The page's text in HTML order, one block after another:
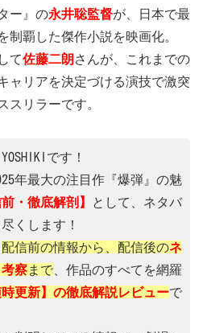
ー』の永井聡監督が、日本で最
制覇した傑作小説を映画化。
て佐藤二朗 さんが、これまでの
ャリアを決定づける演技で激突
スリラーです。
です！
年最大の注目作『爆弾』の魅
前・徹底解剖】
として、ネタバ
くします！
配信前の情報から、配信後のネ
察まで、作品のすべてを網羅
時更新】の徹底解説レビューで